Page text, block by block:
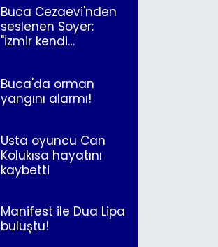
Buca Cezaevi'nden
seslenen Soyer:
"İzmir kendi
Buca'da orman
yangını alarmı!
Usta oyuncu Can
Kolukısa hayatını
kaybetti
Manifest ile Dua Lipa
buluştu!